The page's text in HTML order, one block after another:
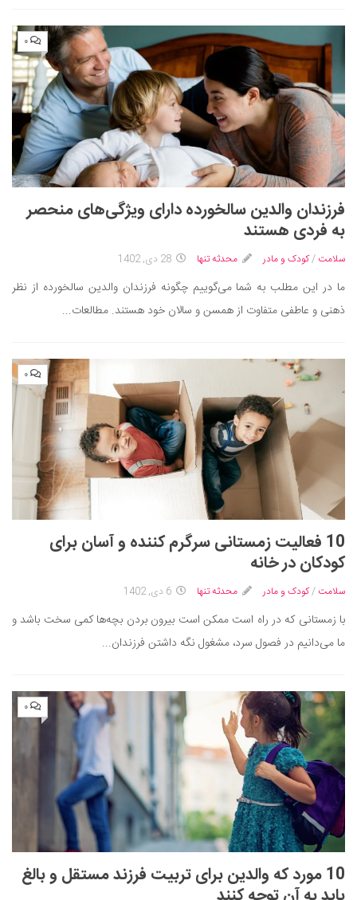
۰
فرزندان والدین سالخورده دارای ویژگی‌های منحصر
به فردی هستند
سلامت /کودک و مادر محدثه تنها 28 دی, 1402
ما در این مطلب به شما می‌گوییم چگونه فرزندان والدین سالخورده از نظر
ذهنی و عاطفی متفاوت از همسن و سالان خود هستند. مطالعات...
۰
10 فعالیت زمستانی سرگرم کننده و آسان برای
کودکان در خانه
سلامت /کودک و مادر محدثه تنها 6 دی, 1402
با زمستانی که در راه است ممکن است بیرون بردن بچه‌ها کمی سخت باشد و
ما می‌دانیم در فصول سرد، مشغول نگه داشتن فرزندان...
۰
10 مورد که والدین برای تربیت فرزند مستقل و بالغ